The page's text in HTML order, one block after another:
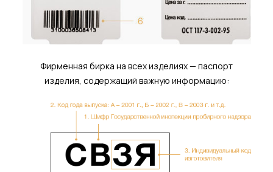
Фирменная бирка на всех изделиях — паспорт
изделия, содержащий важную информацию: